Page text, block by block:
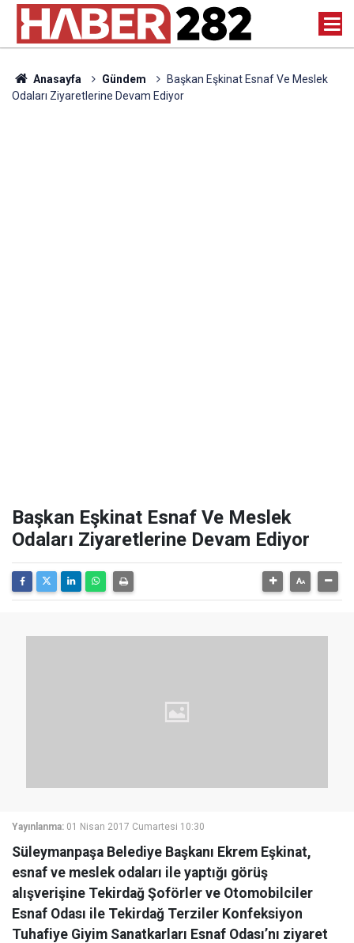
Anasayfa Gündem
Başkan Eşkinat Esnaf Ve Meslek
Odaları Ziyaretlerine Devam Ediyor
Başkan Eşkinat Esnaf Ve Meslek
Odaları Ziyaretlerine Devam Ediyor
Yayınlanma: 01 Nisan 2017 Cumartesi 10:30
Süleymanpaşa Belediye Başkanı Ekrem Eşkinat,
esnaf ve meslek odaları ile yaptığı görüş
alışverişine Tekirdağ Şoförler ve Otomobilciler
Esnaf Odası ile Tekirdağ Terziler Konfeksiyon
Tuhafiye Giyim Sanatkarları Esnaf Odası’nı ziyaret